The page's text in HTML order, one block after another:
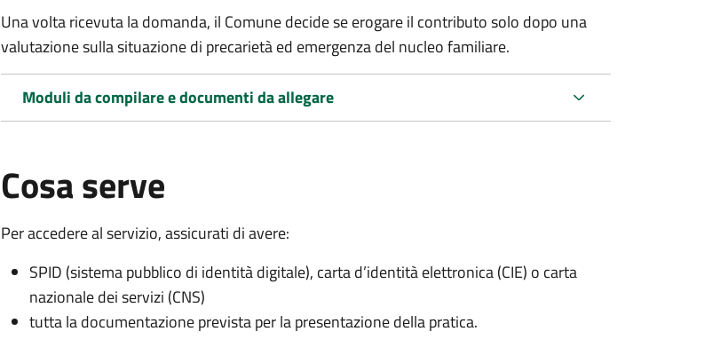
Una volta ricevuta la domanda, il Comune decide se erogare il contributo solo dopo una
valutazione sulla situazione di precarietà ed emergenza del nucleo familiare.
Moduli da compilare e documenti da allegare
Cosa serve
Per accedere al servizio, assicurati di avere:
SPID (sistema pubblico di identità digitale), carta d’identità elettronica (CIE) o carta
nazionale dei servizi (CNS)
tutta la documentazione prevista per la presentazione della pratica.